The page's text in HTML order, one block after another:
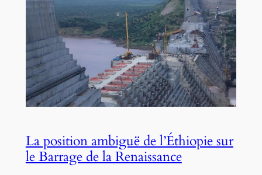
La position ambiguë de l’Éthiopie sur
le Barrage de la Renaissance